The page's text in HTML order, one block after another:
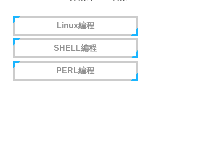
准C)編程雜記
Linux編程
SHELL編程
PERL編程